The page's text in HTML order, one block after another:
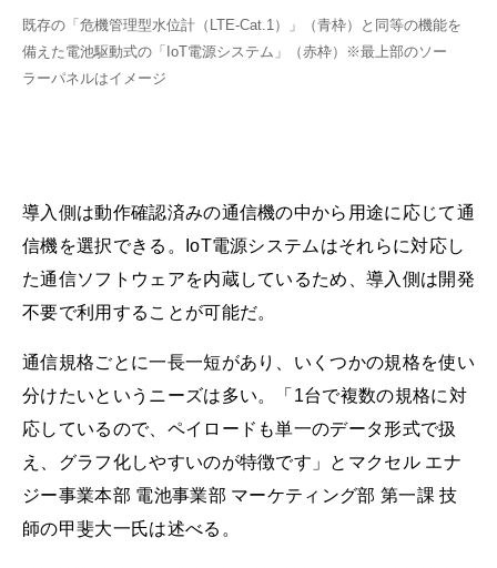
既存の「危機管理型水位計（LTE-Cat.1）」（青枠）と同等の機能を
備えた電池駆動式の「IoT電源システム」（赤枠）※最上部のソー
ラーパネルはイメージ
導入側は動作確認済みの通信機の中から用途に応じて通
信機を選択できる。IoT電源システムはそれらに対応し
た通信ソフトウェアを内蔵しているため、導入側は開発
不要で利用することが可能だ。
通信規格ごとに一長一短があり、いくつかの規格を使い
分けたいというニーズは多い。「1台で複数の規格に対
応しているので、ペイロードも単一のデータ形式で扱
え、グラフ化しやすいのが特徴です」とマクセル エナ
ジー事業本部 電池事業部 マーケティング部 第一課 技
師の甲斐大一氏は述べる。